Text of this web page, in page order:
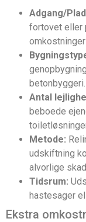
Adgang/
fortovet eller
betonbyggeri.
Antal
beboede
Metode:
udskiftning
alvorlige
Tidsrum:
hastesager
Ekstra